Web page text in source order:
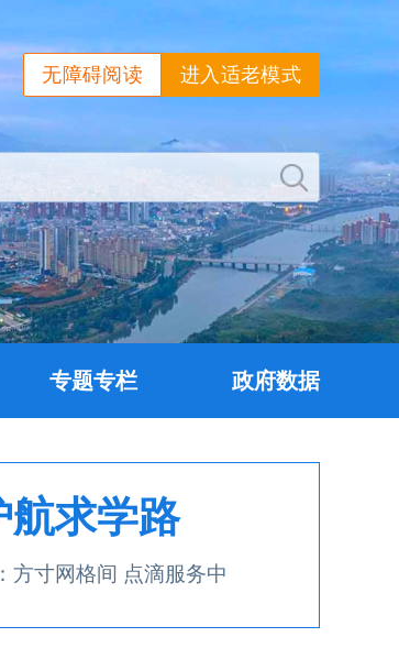
进入适老模式
无障碍阅读
专题专栏 政府数据
航求学路
方寸网格间 点滴服务中